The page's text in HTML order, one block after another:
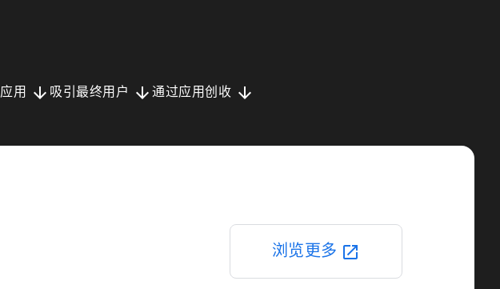
用 arrow_downward 吸引最终用户 arrow_downward 通过应用创收 arrow_downward
浏览更多 open_in_new